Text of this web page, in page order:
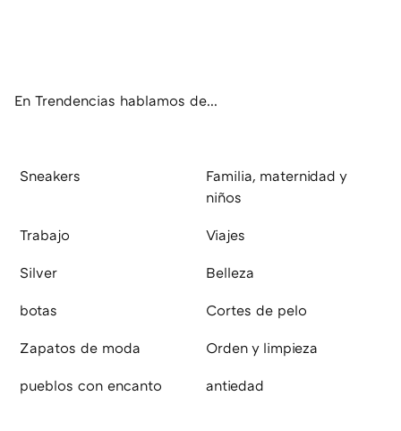
En Trendencias hablamos de...
Sneakers
Familia, maternidad y
niños
Trabajo Viajes
Silver Belleza
botas Cortes de pelo
Zapatos de moda Orden y limpieza
pueblos con encanto antiedad